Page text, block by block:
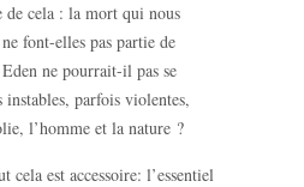
de cela : la mort qui nous
font-elles pas partie de
ne pourrait-il pas se
parfois violentes,
l’homme et la nature ?
cela est accessoire: l’essentiel